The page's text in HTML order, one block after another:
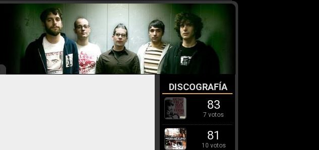
DISCOGRAFÍA
83
7 votos
81
10 votos